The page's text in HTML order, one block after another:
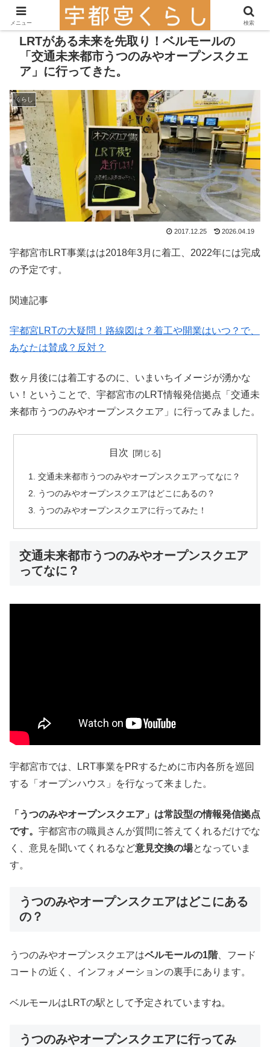
LRTがある未来を先取り！ベルモールの
「交通未来都市うつのみやオープンスクエ
ア」に行ってきた。
くらし
2017.12.25 2026.04.19
宇都宮市LRT事業はは2018年3月に着工、2022年には完成
の予定です。
関連記事
宇都宮 LRTの大疑問！路線図は？着工や開業はいつ？で、
あなたは賛成？反対？
数ヶ月後には着工するのに、いまいちイメージが湧かな
い！ということで、宇都宮市のLRT情報発信拠点「交通未
来都市うつのみやオープンスクエア」に行ってみました。
目次
交通未来都市うつのみやオープンスクエアってなに？
うつのみやオープンスクエアはどこにあるの？
うつのみやオープンスクエアに行ってみた！
交通未来都市うつのみやオープンスクエア
ってなに？
宇都宮市では、LRT事業をPRするために市内各所を巡回
する「オープンハウス」を行なって来ました。
「うつのみやオープンスクエア」は常設型の情報発信拠点
です。 宇都宮市の職員さんが質問に答えてくれるだけでな
く、意見を聞いてくれるなど意見交換の場となっていま
す。
うつのみやオープンスクエアはどこにある
の？
うつのみやオープンスクエアはベルモールの1階、フード
コートの近く、インフォメーションの裏手にあります。
ベルモールはLRTの駅として予定されていますね。
うつのみやオープンスクエアに行ってみ
メニュー 検索